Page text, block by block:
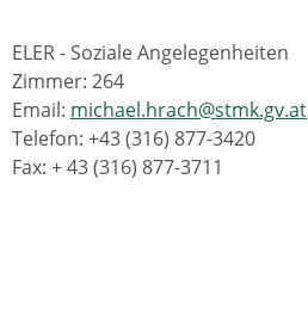
ELER - Soziale Angelegenheiten
Zimmer: 264
Email: michael.hrach@stmk.gv.at
Telefon: +43 (316) 877-3420
Fax: + 43 (316) 877-3711